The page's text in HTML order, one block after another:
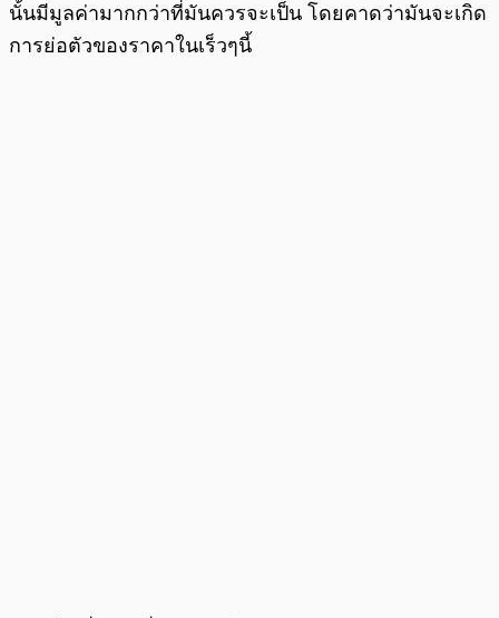
นั้นมีมูลค่ามากกว่าที่มันควรจะเป็น โดยคาดว่ามันจะเกิด
การย่อตัวของราคาในเร็วๆนี้